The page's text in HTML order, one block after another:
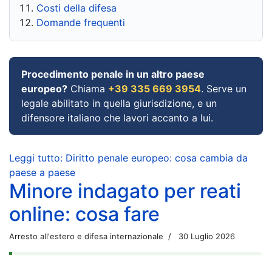
Costi della difesa
Domande frequenti
Procedimento penale in un altro paese
europeo? Chiama +39 335 669 3954. Serve un
legale abilitato in quella giurisdizione, e un
difensore italiano che lavori accanto a lui.
Leggi tutto: Diritto penale europeo: cosa cambia da
paese a paese
Minore indagato per reati
online: cosa fare
Arresto all'estero e difesa internazionale 30 Luglio 2026